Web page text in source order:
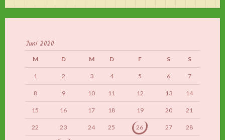
Juni 2020
M D M D F S S
1 2 3 4 5 6 7
8 9 10 11 12 13 14
15 16 17 18 19 20 21
22 23 24 25 26 27 28